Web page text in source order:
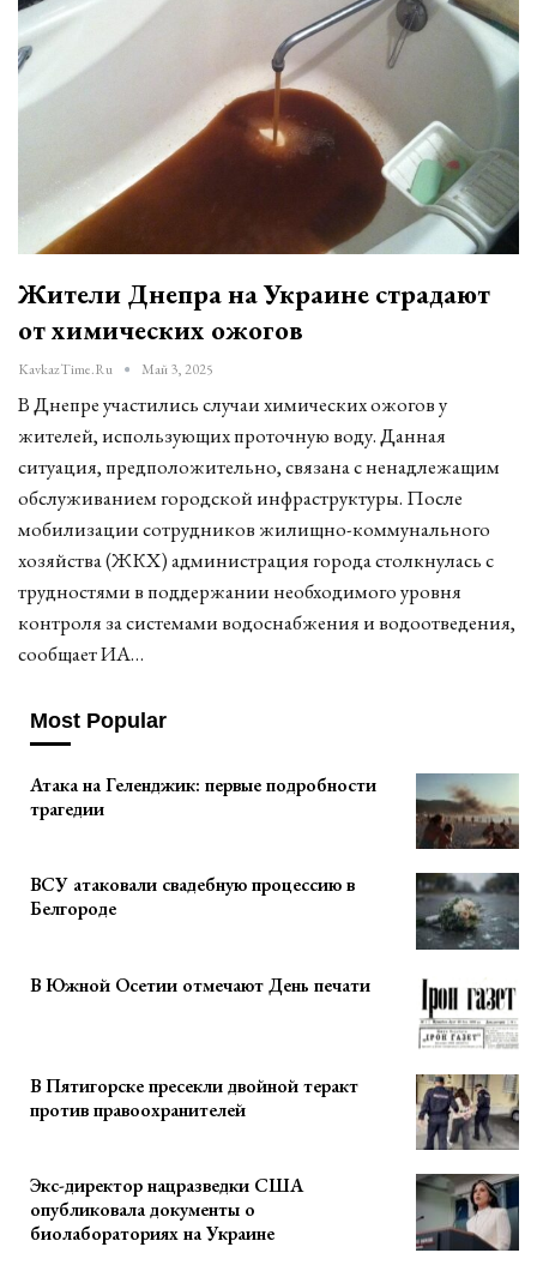
Жители Днепра на Украине страдают
от химических ожогов
KavkazTime.ru Май 3, 2025
В Днепре участились случаи химических ожогов у
жителей, использующих проточную воду. Данная
ситуация, предположительно, связана с ненадлежащим
обслуживанием городской инфраструктуры. После
мобилизации сотрудников жилищно-коммунального
хозяйства (ЖКХ) администрация города столкнулась с
трудностями в поддержании необходимого уровня
контроля за системами водоснабжения и водоотведения,
сообщает ИА…
Most Popular
Атака на Геленджик: первые подробности
трагедии
ВСУ атаковали свадебную процессию в
Белгороде
В Южной Осетии отмечают День печати
В Пятигорске пресекли двойной теракт
против правоохранителей
Экс-директор нацразведки США
опубликовала документы о
биолабораториях на Украине